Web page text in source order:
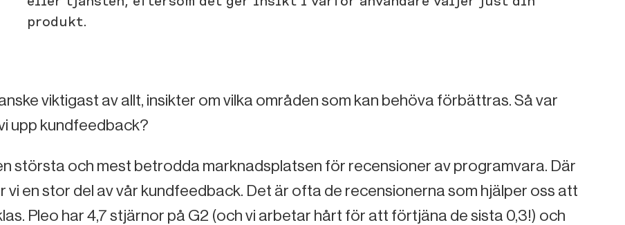
produkt.
viktigast av allt, insikter om vilka områden som kan behöva förbättras. Så var
upp kundfeedback?
största och mest betrodda marknadsplatsen för recensioner av programvara. Där
vi en stor del av vår kundfeedback. Det är ofta de recensionerna som hjälper oss att
Pleo har 4,7 stjärnor på G2 (och vi arbetar hårt för att förtjäna de sista 0,3!) och